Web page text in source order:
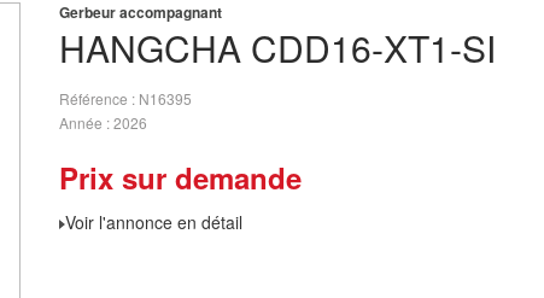
HANGCHA CDD16-XT1-SI
Gerbeur accompagnant
Référence
N16395
Année 2026
Prix sur demande
Voir l'annonce en détail